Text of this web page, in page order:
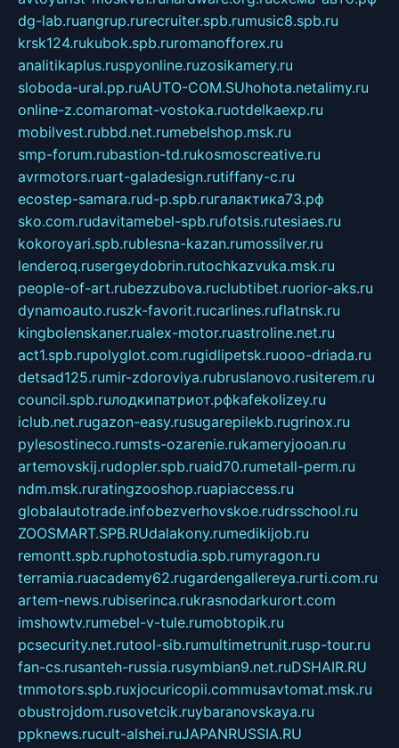
dg-lab.ruangrup.rurecruiter.spb.rumusic8.spb.ru
krsk124.rukubok.spb.ruromanofforex.ru
analitikaplus.ruspyonline.ruzosikamery.ru
sloboda-ural.pp.ruAUTO-COM.SUhohota.netalimy.ru
online-z.comaromat-vostoka.ruotdelkaexp.ru
mobilvest.rubbd.net.rumebelshop.msk.ru
smp-forum.rubastion-td.rukosmoscreative.ru
avrmotors.ruart-galadesign.rutiffany-c.ru
ecostep-samara.rud-p.spb.ruгалактика73.рф
sko.com.rudavitamebel-spb.rufotsis.rutesiaes.ru
kokoroyari.spb.rublesna-kazan.rumossilver.ru
lenderoq.rusergeydobrin.rutochkazvuka.msk.ru
people-of-art.rubezzubova.ruclubtibet.ruorior-aks.ru
dynamoauto.ruszk-favorit.rucarlines.ruflatnsk.ru
kingbolenskaner.rualex-motor.ruastroline.net.ru
act1.spb.rupolyglot.com.rugidlipetsk.ruooo-driada.ru
detsad125.rumir-zdoroviya.rubruslanovo.rusiterem.ru
council.spb.ruлодкипатриот.рфkafekolizey.ru
iclub.net.rugazon-easy.rusugarepilekb.rugrinox.ru
pylesostineco.rumsts-ozarenie.rukameryjooan.ru
artemovskij.rudopler.spb.ruaid70.rumetall-perm.ru
ndm.msk.ruratingzooshop.ruapiaccess.ru
globalautotrade.infobezverhovskoe.rudrsschool.ru
ZOOSMART.SPB.RUdalakony.rumedikijob.ru
remontt.spb.ruphotostudia.spb.rumyragon.ru
terramia.ruacademy62.rugardengallereya.rurti.com.ru
artem-news.rubiserinca.rukrasnodarkurort.com
imshowtv.rumebel-v-tule.rumobtopik.ru
pcsecurity.net.rutool-sib.rumultimetrunit.rusp-tour.ru
fan-cs.rusanteh-russia.rusymbian9.net.ruDSHAIR.RU
tmmotors.spb.ruxjocuricopii.commusavtomat.msk.ru
obustrojdom.rusovetcik.ruybaranovskaya.ru
ppknews.rucult-alshei.ruJAPANRUSSIA.RU